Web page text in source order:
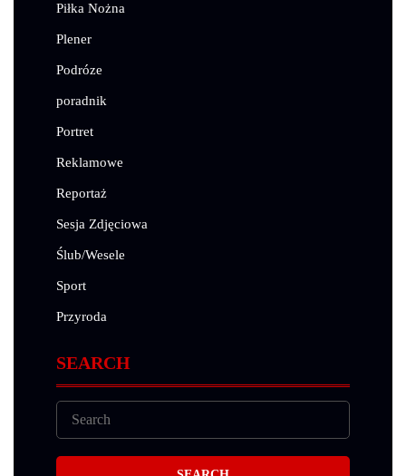
Piłka Nożna
Plener
Podróze
poradnik
Portret
Reklamowe
Reportaż
Sesja Zdjęciowa
Ślub/Wesele
Sport
Przyroda
SEARCH